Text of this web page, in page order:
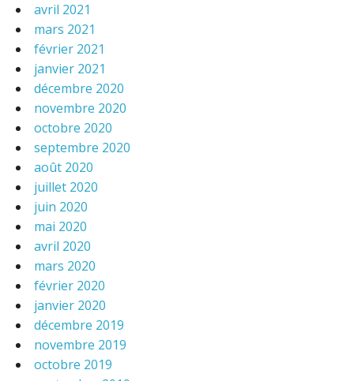
avril 2021
mars 2021
février 2021
janvier 2021
décembre 2020
novembre 2020
octobre 2020
septembre 2020
août 2020
juillet 2020
juin 2020
mai 2020
avril 2020
mars 2020
février 2020
janvier 2020
décembre 2019
novembre 2019
octobre 2019